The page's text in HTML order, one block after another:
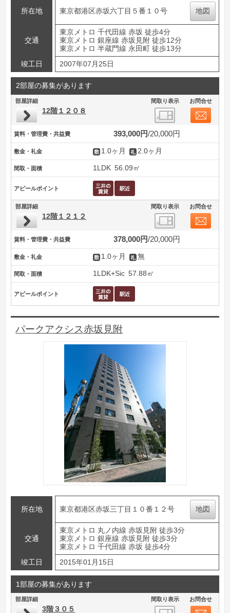
所在地 東京都港区赤坂六丁目５番１０号 地図
交通
東京メトロ 千代田線 赤坂 徒歩4分
東京メトロ 銀座線 赤坂見附 徒歩12分
東京メトロ 半蔵門線 永田町 徒歩13分
竣工日
2007年07月25日
2部屋の募集があります
部屋詳細 間取り表示 お問合せ
12階１２０８
賃料・管理費・共益費 393,000円 20,000円
敷金・礼金 1.0ヶ月 2.0ヶ月
間取・面積 1LDK 56.09㎡
アピールポイント
部屋詳細 間取り表示 お問合せ
12階１２１２
賃料・管理費・共益費 378,000円 20,000円
敷金・礼金 1.0ヶ月 無
間取・面積 1LDK+Sic 57.88㎡
アピールポイント
パークアクシス赤坂見附
所在地 東京都港区赤坂三丁目１０番１２号 地図
交通
東京メトロ 丸ノ内線 赤坂見附 徒歩3分
東京メトロ 銀座線 赤坂見附 徒歩3分
東京メトロ 千代田線 赤坂 徒歩4分
竣工日
2015年01月15日
1部屋の募集があります
部屋詳細 間取り表示 お問合せ
3階３０５